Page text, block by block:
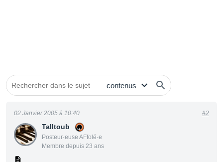
Talltoub
Posteur·euse AFfolé·e
Membre depuis 23 ans
02 Janvier 2005 à 10:40 #2